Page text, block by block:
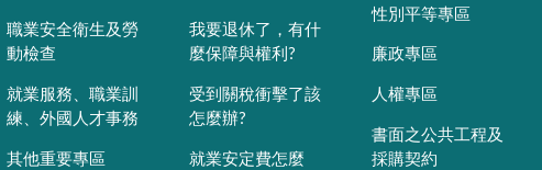
職業安全衛生及勞
動檢查
就業服務、職業訓
練、外國人才事務
其他重要專區
我要退休了，有什
麼保障與權利?
受到關稅衝擊了該
怎麼辦?
就業安定費怎麼
性別平等專區
廉政專區
人權專區
書面之公共工程及
採購契約